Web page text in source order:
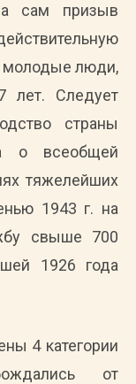
сам призыв
молодые люди,
лет. Следует
страны
о всеобщей
тяжелейших
1943 г. на
свыше 700
1926 года
4 категории
от